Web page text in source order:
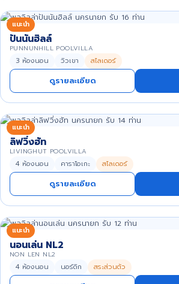
แนะนำ
ปันนันฮิลล์
PUNNUNHILL POOLVILLA
3 ห้องนอน วิวเขา สไลเดอร์
ดูรายละเอียด
แนะนำ
ลิฟวิ่งฮัท
LIVINGHUT POOLVILLA
4 ห้องนอน คาราโอเกะ สไลเดอร์
ดูรายละเอียด
แนะนำ
นอนเล่น NL2
NON LEN NL2
4 ห้องนอน นอร์ดิก สระส่วนตัว